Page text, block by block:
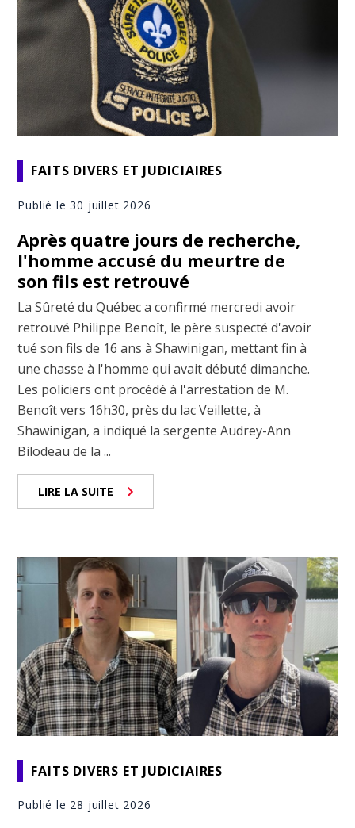
FAITS DIVERS ET JUDICIAIRES
Publié le 30 juillet 2026
Après quatre jours de recherche,
l'homme accusé du meurtre de
son fils est retrouvé
La Sûreté du Québec a confirmé mercredi avoir
retrouvé Philippe Benoît, le père suspecté d'avoir
tué son fils de 16 ans à Shawinigan, mettant fin à
une chasse à l'homme qui avait débuté dimanche.
Les policiers ont procédé à l'arrestation de M.
Benoît vers 16h30, près du lac Veillette, à
Shawinigan, a indiqué la sergente Audrey-Ann
Bilodeau de la ...
LIRE LA SUITE
FAITS DIVERS ET JUDICIAIRES
Publié le 28 juillet 2026